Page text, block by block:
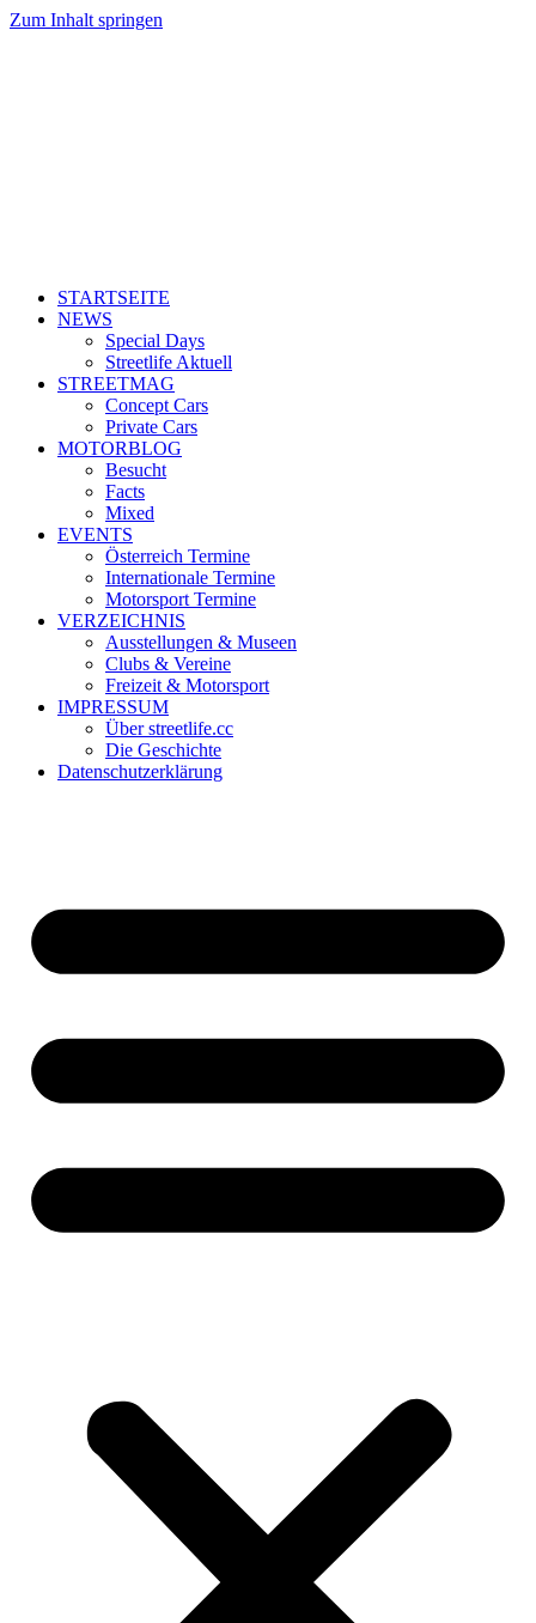
Zum Inhalt springen
STARTSEITE
NEWS
Special Days
Streetlife Aktuell
STREETMAG
Concept Cars
Private Cars
MOTORBLOG
Besucht
Facts
Mixed
EVENTS
Österreich Termine
Internationale Termine
Motorsport Termine
VERZEICHNIS
Ausstellungen & Museen
Clubs & Vereine
Freizeit & Motorsport
IMPRESSUM
Über streetlife.cc
Die Geschichte
Datenschutzerklärung